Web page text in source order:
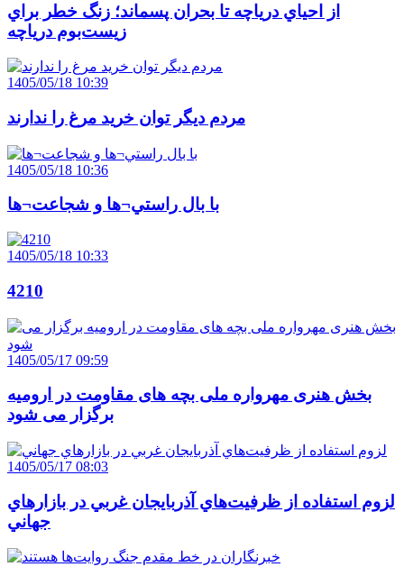
از احياي درياچه تا بحران پسماند؛ زنگ خطر براي
زيست‌بوم درياچه
1405/05/18 10:39
مردم ديگر توان خريد مرغ را ندارند
1405/05/18 10:36
با بال راستي¬ها و شجاعت¬ها
1405/05/18 10:33
4210
1405/05/17 09:59
بخش هنری مهرواره ملی بچه های مقاومت در ارومیه
برگزار می شود
1405/05/17 08:03
لزوم استفاده از ظرفيت‌هاي آذربايجان غربي در بازارهاي
جهاني